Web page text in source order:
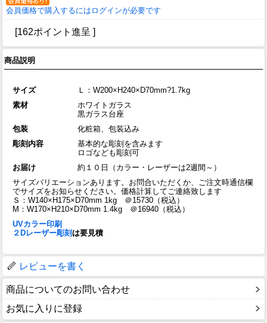
会員価格で購入するにはログインが必要です
[162ポイント進呈 ]
商品説明
サイズ
Ｌ：W200×H240×D70mm?1.7kg
素材
ホワイトガラス
黒ガラス台座
包装
化粧箱、包装込み
彫刻内容
基本的な彫刻を含みます
ロゴなども彫刻可
お届け
約１０日（カラー・レーザーは2週間～）
サイズバリエーションあります。お問合いただくか、ご注文時通信欄
でサイズをお知らせください。価格計算してご連絡致します
Ｓ：W140×H175×D70mm 1kg ＠15730（税込）
M：W170×H210×D70mm 1.4kg ＠16940（税込）
UVカラー印刷
２Dレーザー彫刻 は要見積
レビューを書く
商品についてのお問い合わせ
お気に入りに登録